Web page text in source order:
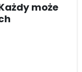
może